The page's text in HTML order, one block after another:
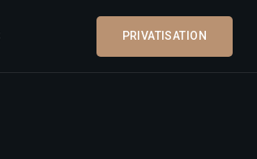
PRIVATISATION